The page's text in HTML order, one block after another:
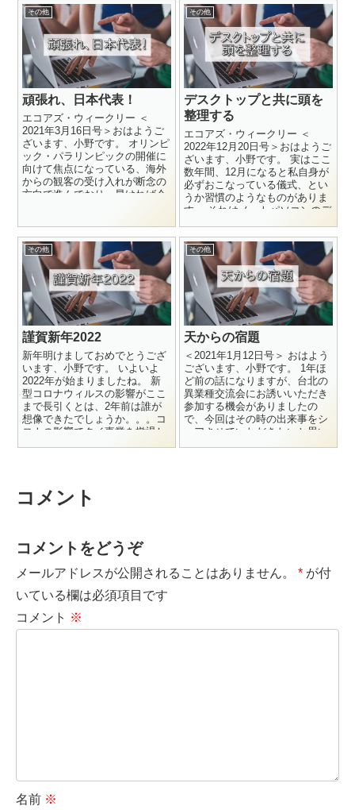
その他
頑張れ、日本代表！
エコアズ・ウィークリー ＜
2021年3月16日号＞おはようご
ざいます、小野です。 オリンピ
ック・パラリンピックの開催に
向けて焦点になっている、海外
からの観客の受け入れが断念の
方向で進んでおり、早ければ今
その他
デスクトップと共に頭を
整理する
エコアズ・ウィークリー ＜
2022年12月20日号＞おはようご
ざいます、小野です。 実はここ
数年間、12月になると私自身が
必ずおこなっている儀式、とい
うか習慣のようなものがありま
す。 それはノートパソコンのデ
その他
謹賀新年2022
新年明けましておめでとうござ
います、小野です。 いよいよ
2022年が始まりましたね。 新
型コロナウィルスの影響がここ
まで長引くとは、2年前は誰が
想像できたでしょうか。。。コ
ロナの影響でタイ事業を撤退し
その他
天からの宿題
＜2021年1月12日号＞ おはよう
ございます、小野です。 1年ほ
ど前の話になりますが、台北の
異業種交流会にお誘いいただき
参加する機会がありましたの
で、今回はその時の出来事をシ
ェアさせていただきたいと思い
コメント
コメントをどうぞ
メールアドレスが公開されることはありません。 * が付
いている欄は必須項目です
コメント ※
名前 ※